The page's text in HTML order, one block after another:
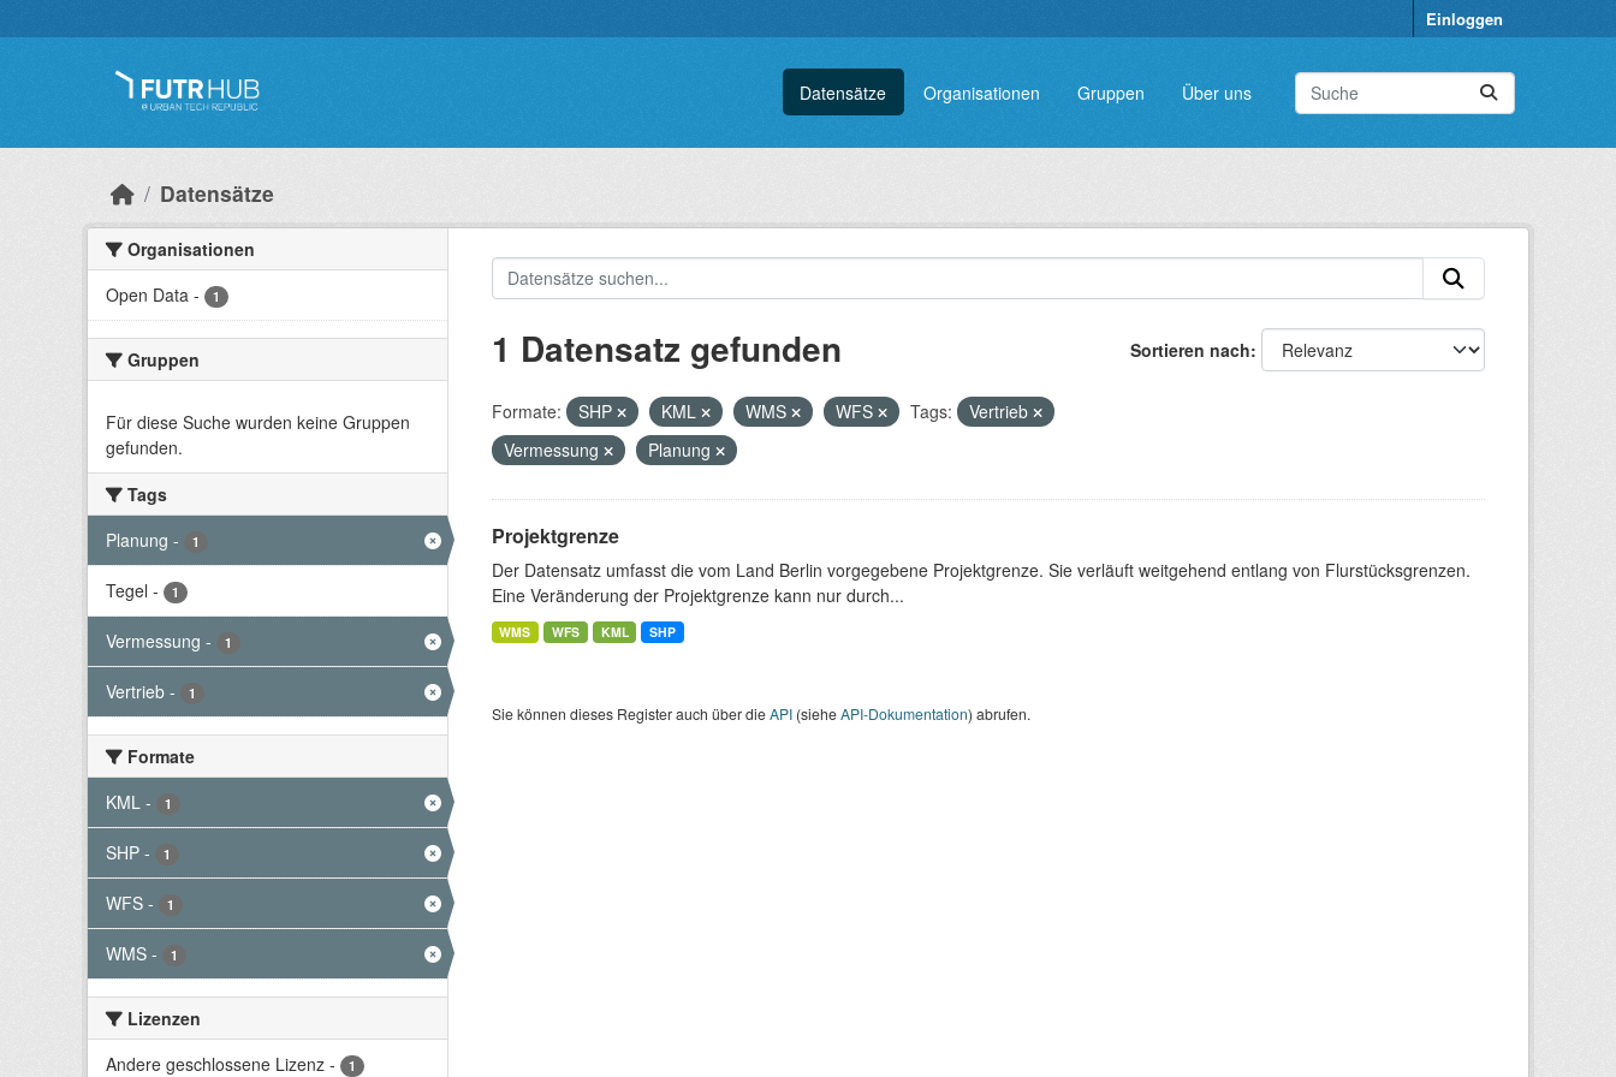
Einloggen
Datensätze Organisationen Gruppen Über uns
Datensätze
Organisationen
Open Data - 1
Gruppen
Für diese Suche wurden keine Gruppen
gefunden.
Tags
Planung - 1
Tegel - 1
Vermessung - 1
Vertrieb - 1
Formate
KML - 1
SHP - 1
WFS - 1
WMS - 1
Lizenzen
Andere geschlossene Lizenz - 1
Sortieren nach
1 Datensatz gefunden
Formate: SHP KML WMS WFS Tags:
Vertrieb
Vermessung
Planung
Projektgrenze
Der Datensatz umfasst die vom Land Berlin vorgegebene Projektgrenze. Sie verläuft weitgehend entlang von Flurstücksgrenzen.
Eine Veränderung der Projektgrenze kann nur durch...
WMS WFS KML SHP
Sie können dieses Register auch über dieAPI(sieheAPI-Dokumentation) abrufen.